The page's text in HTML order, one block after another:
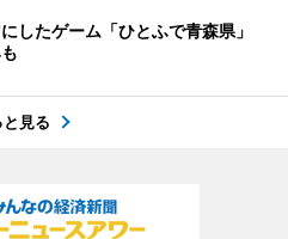
したゲーム「ひとふで青森県」
と見る